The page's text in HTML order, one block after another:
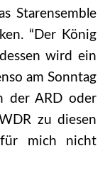
Starensemble
“Der König
wird ein
am Sonntag
der ARD oder
zu diesen
für mich nicht